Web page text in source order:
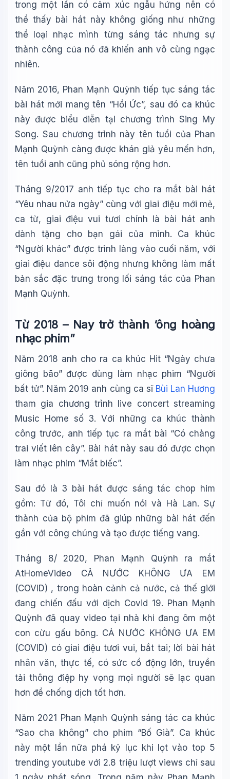
trong một lần có cảm xúc ngẫu hứng nên có
thể thấy bài hát này không giống như những
thể loại nhạc mình từng sáng tác nhưng sự
thành công của nó đã khiến anh vô cùng ngạc
nhiên.
Năm 2016, Phan Mạnh Quỳnh tiếp tục sáng tác
bài hát mới mang tên “Hồi Ức”, sau đó ca khúc
này được biểu diễn tại chương trình Sing My
Song. Sau chương trình này tên tuổi của Phan
Mạnh Quỳnh càng được khán giả yêu mến hơn,
tên tuổi anh cũng phủ sóng rộng hơn.
Tháng 9/2017 anh tiếp tục cho ra mắt bài hát
“Yêu nhau nửa ngày” cùng với giai điệu mới mẻ,
ca từ, giai điệu vui tươi chính là bài hát anh
dành tặng cho bạn gái của mình. Ca khúc
“Người khác” được trình làng vào cuối năm, với
giai điệu dance sôi động nhưng không làm mất
bản sắc đặc trưng trong lối sáng tác của Phan
Mạnh Quỳnh.
Từ 2018 – Nay trở thành ‘ông hoàng
nhạc phim”
Năm 2018 anh cho ra ca khúc Hit “Ngày chưa
giông bão” được dùng làm nhạc phim “Người
bất tử”. Năm 2019 anh cùng ca sĩ Bùi Lan Hương
tham gia chương trình live concert streaming
Music Home số 3. Với những ca khúc thành
công trước, anh tiếp tục ra mắt bài “Có chàng
trai viết lên cây”. Bài hát này sau đó được chọn
làm nhạc phim “Mắt biếc”.
Sau đó là 3 bài hát được sáng tác chop him
gồm: Từ đó, Tôi chỉ muốn nói và Hà Lan. Sự
thành của bộ phim đã giúp những bài hát đến
gần với công chúng và tạo được tiếng vang.
Tháng 8/ 2020, Phan Mạnh Quỳnh ra mắt
AtHomeVideo CẢ NƯỚC KHÔNG ƯA EM
(COVID) , trong hoàn cảnh cả nước, cả thế giới
đang chiến đấu với dịch Covid 19. Phan Mạnh
Quỳnh đã quay video tại nhà khi đang ôm một
con cừu gấu bông. CẢ NƯỚC KHÔNG ƯA EM
(COVID) có giai điệu tươi vui, bắt tai; lời bài hát
nhân văn, thực tế, có sức cổ động lớn, truyền
tải thông điệp hy vọng mọi người sẽ lạc quan
hơn để chống dịch tốt hơn.
Năm 2021 Phan Mạnh Quỳnh sáng tác ca khúc
“Sao cha không” cho phim “Bố Già”. Ca khúc
này một lần nữa phá kỷ lục khi lọt vào top 5
trending youtube với 2.8 triệu lượt views chỉ sau